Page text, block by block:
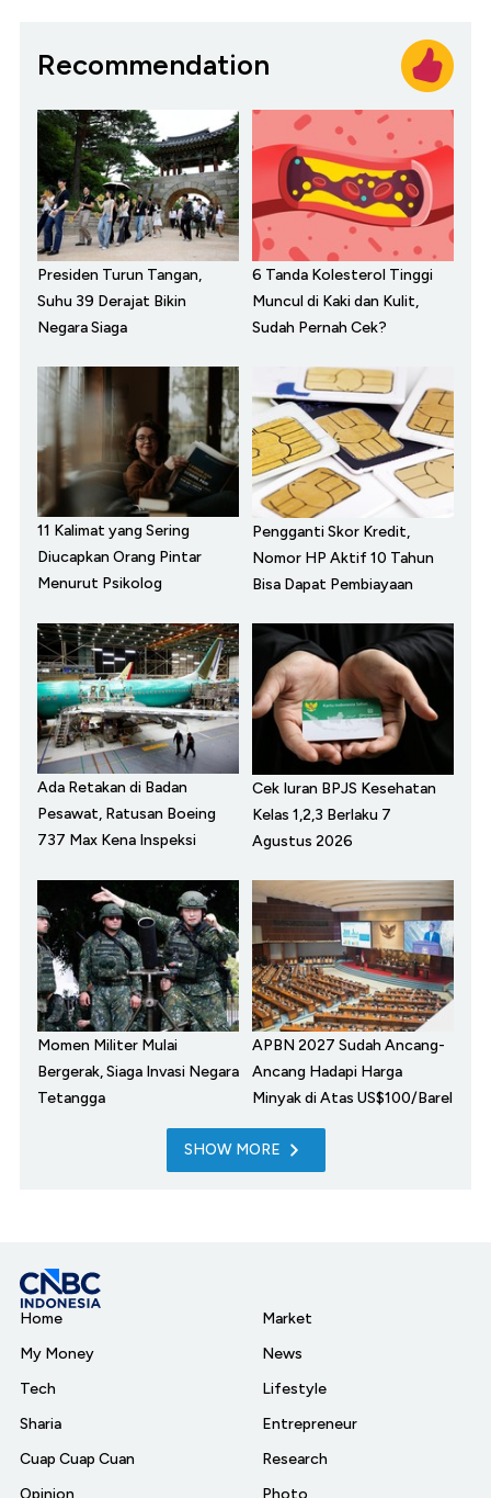
Recommendation
Presiden Turun Tangan,
Suhu 39 Derajat Bikin
Negara Siaga
6 Tanda Kolesterol Tinggi
Muncul di Kaki dan Kulit,
Sudah Pernah Cek?
11 Kalimat yang Sering
Diucapkan Orang Pintar
Menurut Psikolog
Pengganti Skor Kredit,
Nomor HP Aktif 10 Tahun
Bisa Dapat Pembiayaan
Ada Retakan di Badan
Pesawat, Ratusan Boeing
737 Max Kena Inspeksi
Cek Iuran BPJS Kesehatan
Kelas 1,2,3 Berlaku 7
Agustus 2026
Momen Militer Mulai
Bergerak, Siaga Invasi Negara
Tetangga
APBN 2027 Sudah Ancang-
Ancang Hadapi Harga
Minyak di Atas US$100/Barel
SHOW MORE
Home
My Money
Tech
Sharia
Cuap Cuap Cuan
Opinion
Market
News
Lifestyle
Entrepreneur
Research
Photo